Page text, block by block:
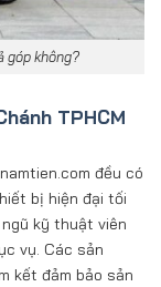
góp không?
TPHCM
đều có
bị hiện đại tối
kỹ thuật viên
vụ. Các sản
kết đảm bảo sản